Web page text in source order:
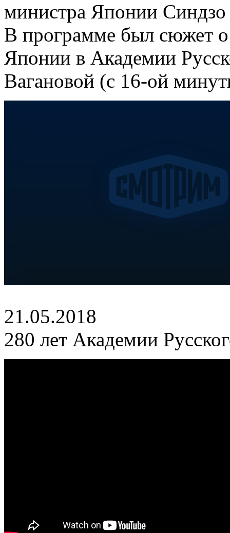
министра Японии
В программе был сюжет о
Японии в Академии
Вагановой (с 16-ой
21.05.2018
280 лет Академии